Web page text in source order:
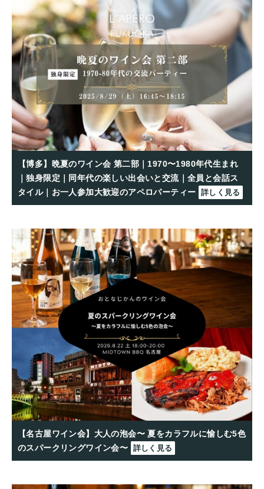
【博多】晩夏のワイン会 第二部｜1970〜1980年代生まれ
｜独身限定｜同年代の楽しい出会いと交流｜全員と会話ス
タイル｜お一人参加大歓迎のアペロパーティー 詳しく見る
【名古屋ワイン会】大人の泡会〜 夏をカラフルに愉しむ5色
のスパークリングワイン会〜 詳しく見る